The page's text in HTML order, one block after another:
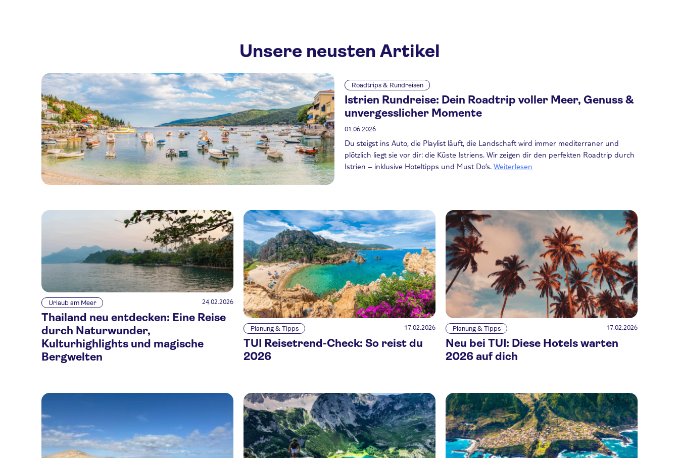
Unsere neusten Artikel
Roadtrips & Rundreisen
Istrien Rundreise: Dein Roadtrip voller Meer, Genuss &
unvergesslicher Momente
01.06.2026
Du steigst ins Auto, die Playlist läuft, die Landschaft wird immer mediterraner und
plötzlich liegt sie vor dir: die Küste Istriens. Wir zeigen dir den perfekten Roadtrip durch
Istrien – inklusive Hoteltipps und Must Do’s. Weiterlesen
Urlaub am Meer 24.02.2026
Thailand neu entdecken: Eine Reise
durch Naturwunder,
Kulturhighlights und magische
Bergwelten
Planung & Tipps 17.02.2026
TUI Reisetrend-Check: So reist du
2026
Planung & Tipps 17.02.2026
Neu bei TUI: Diese Hotels warten
2026 auf dich